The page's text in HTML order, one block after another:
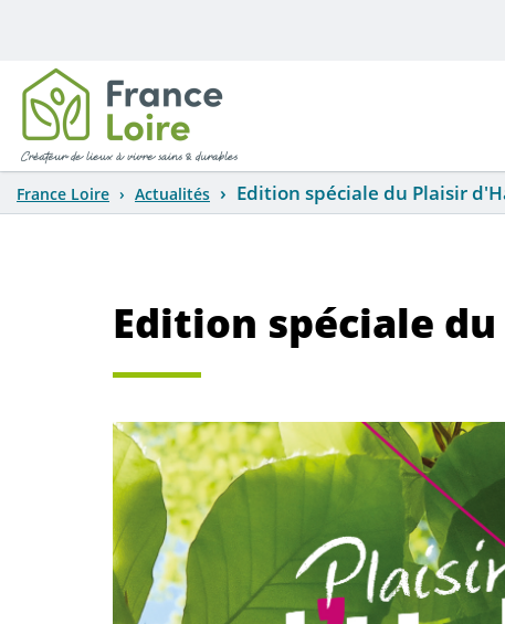
France Loire Actualités Edition spéciale du Plaisir
Edition spéciale